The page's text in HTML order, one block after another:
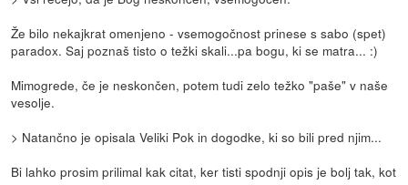
Že bilo nekajkrat omenjeno - vsemogočnost prinese s sabo (spet)
paradox. Saj poznaš tisto o težki skali...pa bogu, ki se matra... :)
Mimogrede, če je neskončen, potem tudi zelo težko "paše" v naše
vesolje.
> Natančno je opisala Veliki Pok in dogodke, ki so bili pred njim...
Bi lahko prosim prilimal kak citat, ker tisti spodnji opis je bolj tak, kot